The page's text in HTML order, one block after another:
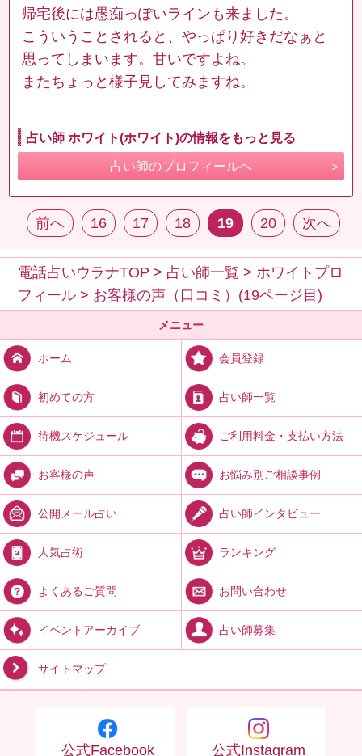
帰宅後には愚痴っぽいラインも来ました。
こういうことされると、やっぱり好きだなぁと
思ってしまいます。甘いですよね。
またちょっと様子見してみますね。
占い師 ホワイト(ホワイト)の情報をもっと見る
占い師のプロフィールへ
前へ 16 17 18 19 20 次へ
電話占いウラナTOP > 占い師一覧 >ホワイトプロ
フィール > お客様の声（口コミ）(19ページ目)
メニュー
ホーム 会員登録
初めての方 占い師一覧
待機スケジュール ご利用料金・支払い方法
お客様の声 お悩み別ご相談事例
公開メール占い 占い師インタビュー
人気占術 ランキング
よくあるご質問 お問い合わせ
イベントアーカイブ 占い師募集
サイトマップ
公式Facebook 公式Instagram